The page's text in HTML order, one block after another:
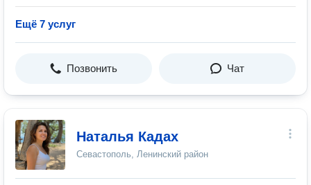
Ещё 7 услуг
Позвонить Чат
Наталья Кадах
Севастополь, Ленинский район